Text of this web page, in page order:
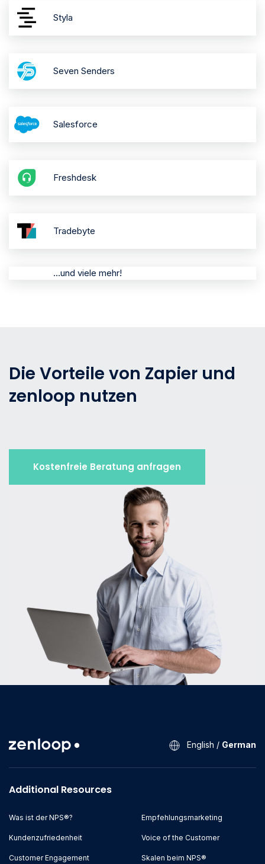
Styla
Seven Senders
Salesforce
Freshdesk
Tradebyte
…und viele mehr!
Die Vorteile von Zapier und
zenloop nutzen
Kostenfreie Beratung anfragen
English / German
Additional Resources
Was ist der NPS®?
Kundenzufriedenheit
Customer Engagement
Empfehlungsmarketing
Voice of the Customer
Skalen beim NPS®